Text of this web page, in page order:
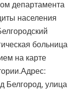
департамента
населения
больница
на карте
Белгород, улица